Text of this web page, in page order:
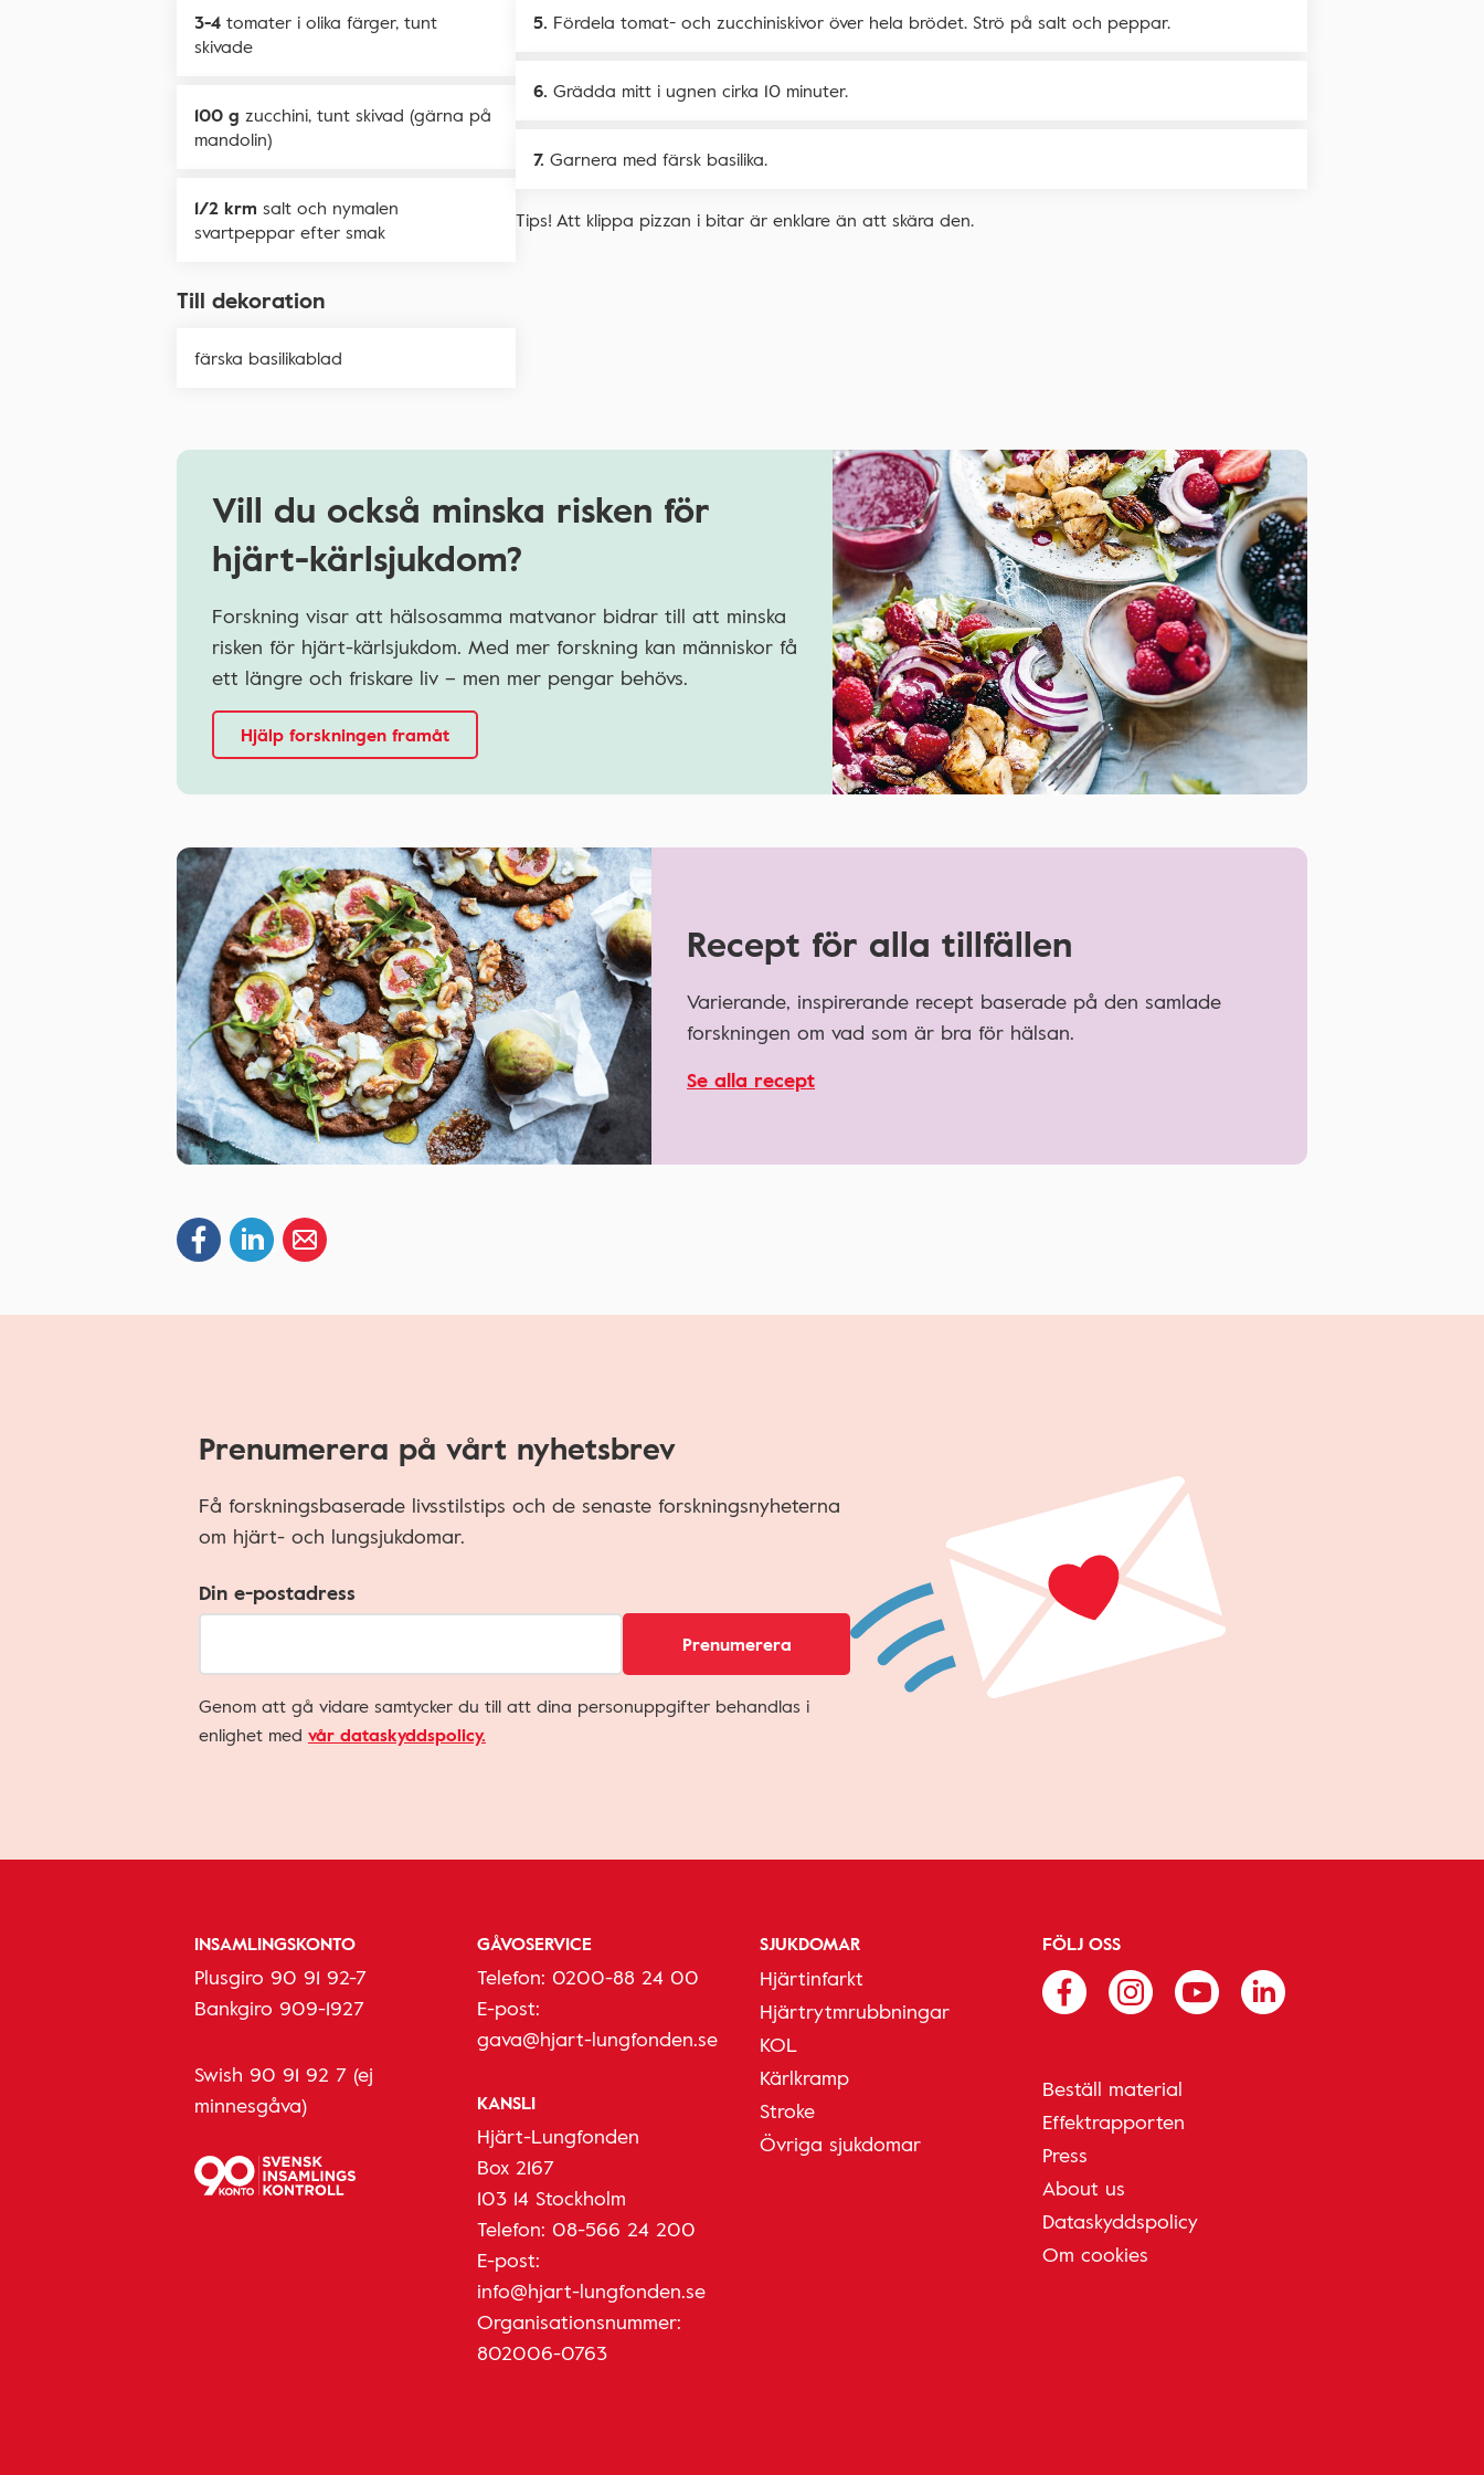
3-4 tomater i olika färger, tunt
skivade
100 g zucchini, tunt skivad (gärna på
mandolin)
1/2 krm salt och nymalen
svartpeppar efter smak
Till dekoration
färska basilikablad
Fördela tomat- och zucchiniskivor över hela brödet. Strö på salt och peppar.
Grädda mitt i ugnen cirka 10 minuter.
Garnera med färsk basilika.
Tips!Att klippa pizzan i bitar är enklare än att skära den.
Vill du också minska risken för
hjärt-kärlsjukdom?
Forskning visar att hälsosamma matvanor bidrar till att minska
risken för hjärt-kärlsjukdom. Med mer forskning kan människor få
ett längre och friskare liv – men mer pengar behövs.
Hjälp forskningen framåt
Recept för alla tillfällen
Varierande, inspirerande recept baserade på den samlade
forskningen om vad som är bra för hälsan.
Se alla recept
Prenumerera på vårt nyhetsbrev
Få forskningsbaserade livsstilstips och de senaste forskningsnyheterna
om hjärt- och lungsjukdomar.
Din e-postadress
Prenumerera
Genom att gå vidare samtycker du till att dina personuppgifter behandlas i
enlighet med vår dataskyddspolicy.
INSAMLINGSKONTO
Plusgiro 90 91 92-7
Bankgiro 909-1927
Swish 90 91 92 7 (ej
minnesgåva)
GÅVOSERVICE
Telefon: 0200-88 24 00
E-post:
gava@hjart-lungfonden.se
KANSLI
Hjärt-Lungfonden
Box 2167
103 14 Stockholm
Telefon: 08-566 24 200
E-post:
info@hjart-lungfonden.se
Organisationsnummer:
802006-0763
SJUKDOMAR
Hjärtinfarkt
Hjärtrytmrubbningar
KOL
Kärlkramp
Stroke
Övriga sjukdomar
FÖLJ OSS
Beställ material
Effektrapporten
Press
About us
Dataskyddspolicy
Om cookies